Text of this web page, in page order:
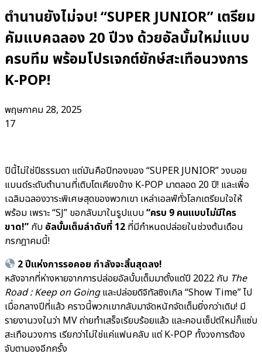
ตำนานยังไม่จบ! “SUPER JUNIOR” เตรียม
คัมแบคฉลอง 20 ปีวง ด้วยอัลบั้มใหม่แบบ
ครบทีม พร้อมโปรเจกต์ยักษ์สะเทือนวงการ
K-POP!
พฤษภาคม 28, 2025
17
ปีนี้ไม่ใช่ปีธรรมดา แต่มันคือปีทองของ “SUPER JUNIOR” วงบอย
แบนด์ระดับตำนานที่เติบโตเคียงข้าง K-POP มาตลอด 20 ปี! และเพื่อ
เฉลิมฉลองวาระพิเศษสุดของพวกเขา เหล่าเอลฟ์ทั่วโลกเตรียมใจให้
พร้อม เพราะ “SJ” ขอกลับมาในรูปแบบ“ครบ 9 คนแบบไม่มีใคร
ขาด!” กับ อัลบั้มเต็มลำดับที่ 12 ที่มีกำหนดปล่อยในช่วงต้นเดือน
กรกฎาคมนี้!
2 ปีแห่งการรอคอย กำลังจะสิ้นสุดลง!
หลังจากที่ห่างหายจากการปล่อยอัลบั้มเต็มมาตั้งแต่ปี 2022 กับ The
Road : Keep on Goingและปล่อยดิจิทัลซิงเกิล “Show Time” ไป
เมื่อกลางปีที่แล้ว คราวนี้พวกเขากลับมาจัดหนักจัดเต็มยิ่งกว่าเดิม! มี
รายงานวงในว่า MV ถ่ายทำเสร็จเรียบร้อยแล้ว และคอนเซ็ปต์ใหม่ก็แซ่บ
สะเทือนวงการ เรียกว่าไม่ใช่แค่แฟนคลับ แต่ K-POP ทั้งวงการต้อง
จับตามองอีกครั้ง